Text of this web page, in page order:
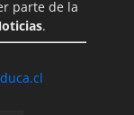
parte de la
.